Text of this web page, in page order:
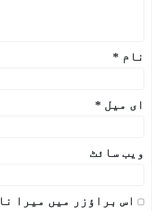
نام *
ای میل *
ویب‌ سائٹ
اس براؤزر میں میرا